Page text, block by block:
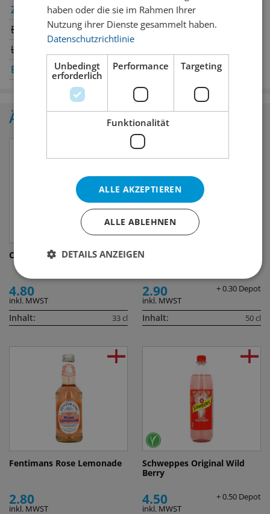
Zürich
✔
Bern
Luzern
Basel
Winterthur
Genève
St. Gallen
Ähnliche Produkte
Cold Mate
4.80
inkl. MWST
Inhalt: 33 cl
Club Mate Zero
2.90
+ 0.30 Depot
inkl. MWST
Inhalt: 50 cl
Fentimans Rose Lemonade
2.80
inkl. MWST
Schweppes Original Wild
Berry
4.50
+ 0.50 Depot
inkl. MWST
haben oder die sie im Rahmen Ihrer
Nutzung ihrer Dienste gesammelt haben.
Datenschutzrichtlinie
Unbedingt
erforderlich
Performance Targeting
Funktionalität
ALLE AKZEPTIEREN
ALLE ABLEHNEN
DETAILS ANZEIGEN